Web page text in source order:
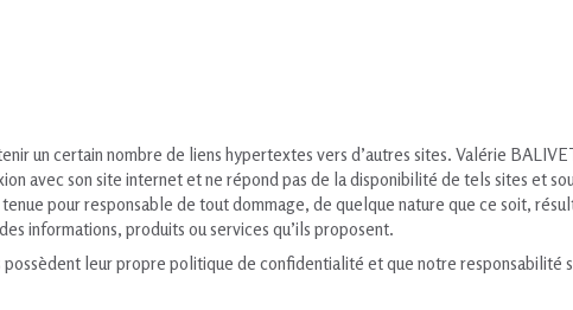
un certain nombre de liens hypertextes vers d’autres sites. Valérie
avec son site internet et ne répond pas de la disponibilité de tels sites et
pour responsable de tout dommage, de quelque nature que ce soit,
informations, produits ou services qu’ils proposent.
possèdent leur propre politique de confidentialité et que notre responsabilité